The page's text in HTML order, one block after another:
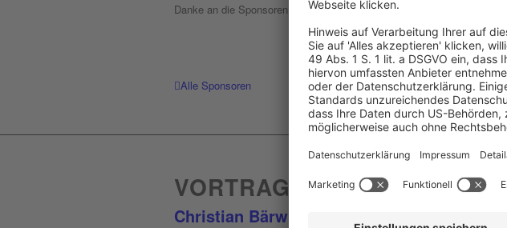
Danke an die Sponsoren des fvw|TravelTalk Kongresses
Alle Sponsoren
VORTRAGENDE
Christian Bärwind